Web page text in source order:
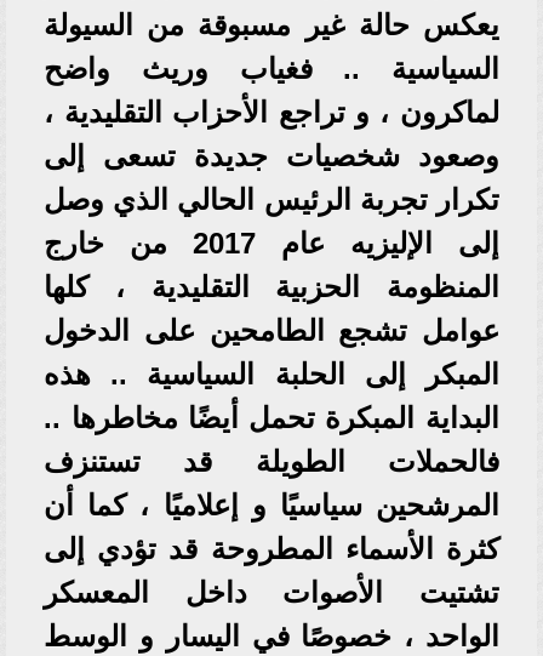
يعكس حالة غير مسبوقة من السيولة
السياسية .. فغياب وريث واضح
لماكرون ، و تراجع الأحزاب التقليدية ،
وصعود شخصيات جديدة تسعى إلى
تكرار تجربة الرئيس الحالي الذي وصل
إلى الإليزيه عام 2017 من خارج
المنظومة الحزبية التقليدية ، كلها
عوامل تشجع الطامحين على الدخول
المبكر إلى الحلبة السياسية .. هذه
البداية المبكرة تحمل أيضًا مخاطرها ..
فالحملات الطويلة قد تستنزف
المرشحين سياسيًا و إعلاميًا ، كما أن
كثرة الأسماء المطروحة قد تؤدي إلى
تشتيت الأصوات داخل المعسكر
الواحد ، خصوصًا في اليسار و الوسط